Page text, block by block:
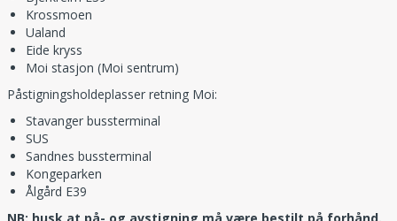
Krossmoen
Ualand
Eide kryss
Moi stasjon (Moi sentrum)
Påstigningsholdeplasser retning Moi:
Stavanger bussterminal
SUS
Sandnes bussterminal
Kongeparken
Ålgård E39